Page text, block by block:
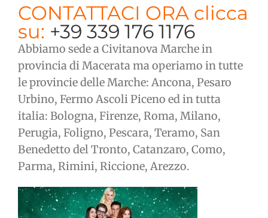
CONTATTACI ORA clicca
su: +39 339 176 1176
Abbiamo sede a Civitanova Marche in
provincia di Macerata ma operiamo in tutte
le provincie delle Marche: Ancona, Pesaro
Urbino, Fermo Ascoli Piceno ed in tutta
italia: Bologna, Firenze, Roma, Milano,
Perugia, Foligno, Pescara, Teramo, San
Benedetto del Tronto, Catanzaro, Como,
Parma, Rimini, Riccione, Arezzo.